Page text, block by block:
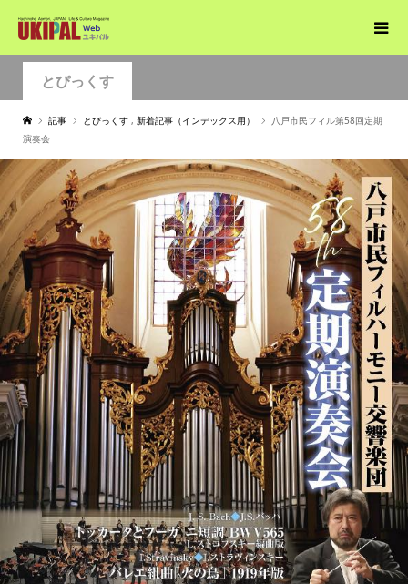
とぴっくす
記事 とぴっくす , 新着記事（インデックス用）
八戸市民フィル第58回定期
演奏会